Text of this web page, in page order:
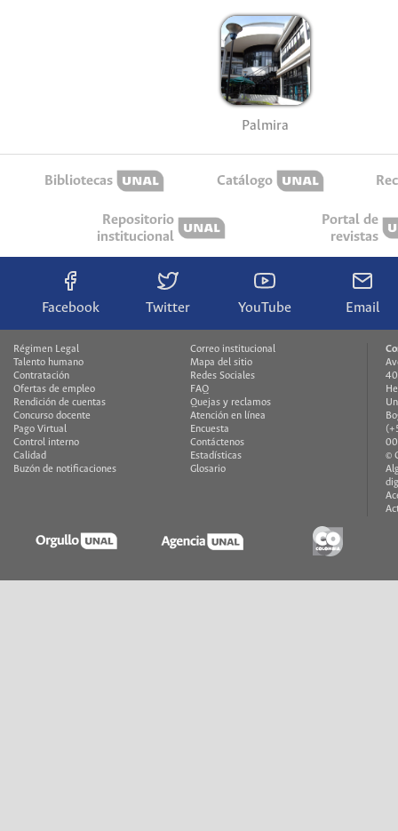
Palmira
Bibliotecas Catálogo
Repositorio
institucional
Portal de
revistas
Facebook Twitter YouTube Email
Régimen Legal
Talento humano
Contratación
Ofertas de empleo
Rendición de cuentas
Concurso docente
Pago Virtual
Control interno
Calidad
Buzón de notificaciones
Correo institucional
Mapa del sitio
Redes Sociales
FAQ
Quejas y reclamos
Atención en línea
Encuesta
Contáctenos
Estadísticas
Glosario
©